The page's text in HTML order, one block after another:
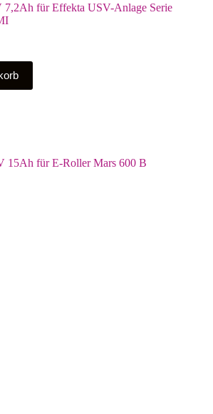
7,2Ah für Effekta USV-Anlage Serie